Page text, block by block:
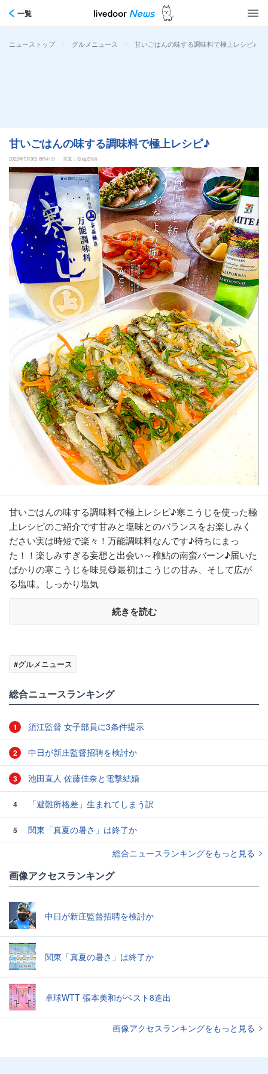
一覧
ニューストップ > グルメニュース > 甘いごはんの味する調味料で極上レシピ♪
甘いごはんの味する調味料で極上レシピ♪
2022年7月9日 8時41分 写真：SnapDish
甘いごはんの味する調味料で極上レシピ♪寒こうじを使った極
上レシピのご紹介です甘みと塩味とのバランスをお楽しみく
ださい実は時短で楽々！万能調味料なんです♪待ちにまっ
た！！楽しみすぎる妄想と出会い～稚鮎の南蛮バーン♪届いた
ばかりの寒こうじを味見😋最初はこうじの甘み、そして広が
る塩味。しっかり塩気
続きを読む
#グルメニュース
総合ニュースランキング
1 須江監督 女子部員に3条件提示
2 中日が新庄監督招聘を検討か
3 池田直人 佐藤佳奈と電撃結婚
4 「避難所格差」生まれてしまう訳
5
関東「真夏の暑さ」は終了か
総合ニュースランキングをもっと見る
画像アクセスランキング
中日が新庄監督招聘を検討か
関東「真夏の暑さ」は終了か
卓球WTT 張本美和がベスト8進出
画像アクセスランキングをもっと見る